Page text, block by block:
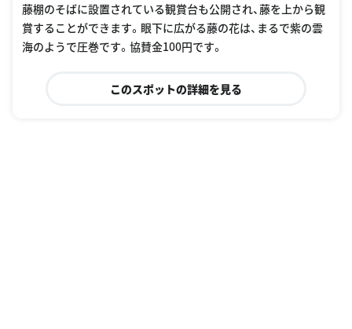
藤棚のそばに設置されている観賞台も公開され、藤を上から観
賞することができます。眼下に広がる藤の花は、まるで紫の雲
海のようで圧巻です。協賛金100円です。
このスポットの詳細を見る